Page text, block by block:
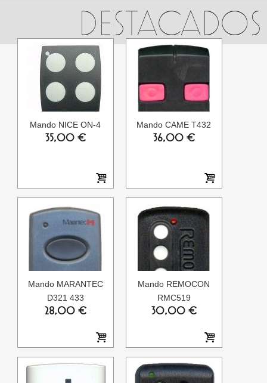
DESTACADOS
Mando NICE ON-4
35,00 €
Mando CAME T432
36,00 €
Mando MARANTEC
D321 433
28,00 €
Mando REMOCON
RMC519
30,00 €